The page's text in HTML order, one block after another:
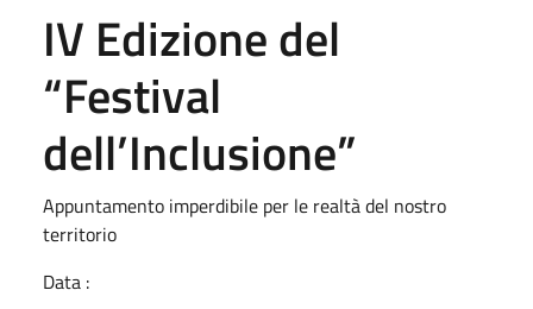
IV Edizione del
“Festival
dell’Inclusione”
Appuntamento imperdibile per le realtà del nostro
territorio
Data :